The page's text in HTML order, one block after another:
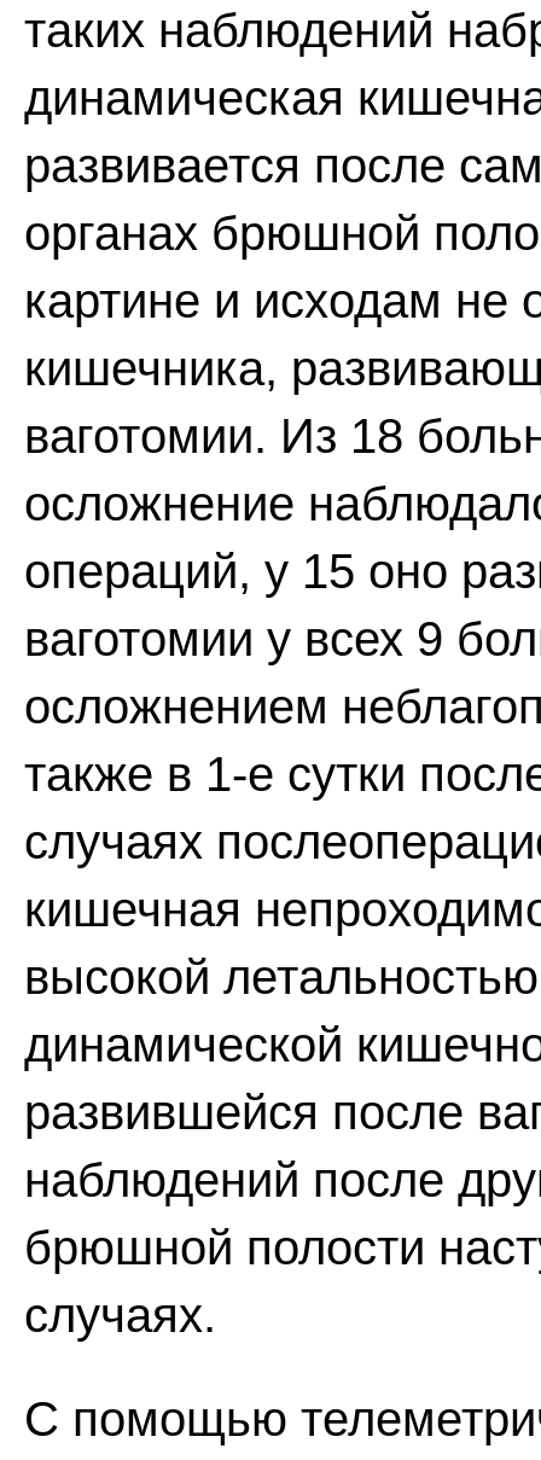
таких наблюдений
динамическая
развивается после
органах брюшной
картине и исходам не
кишечника,
ваготомии. Из 18
осложнение
операций, у 15 оно
ваготомии у всех 9
осложнением
также в 1-е сутки
случаях
кишечная
высокой
динамической
развившейся после
наблюдений после
брюшной полости
случаях.
С помощью